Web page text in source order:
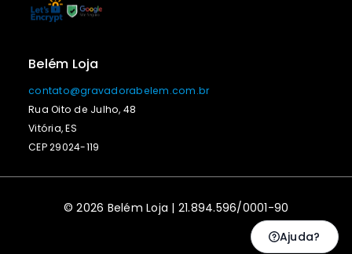
Belém Loja
contato@gravadorabelem.com.br
Rua Oito de Julho, 48
Vitória, ES
CEP 29024-119
© 2026 Belém Loja | 21.894.596/0001-90
Ajuda?